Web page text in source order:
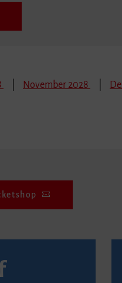
November 2028